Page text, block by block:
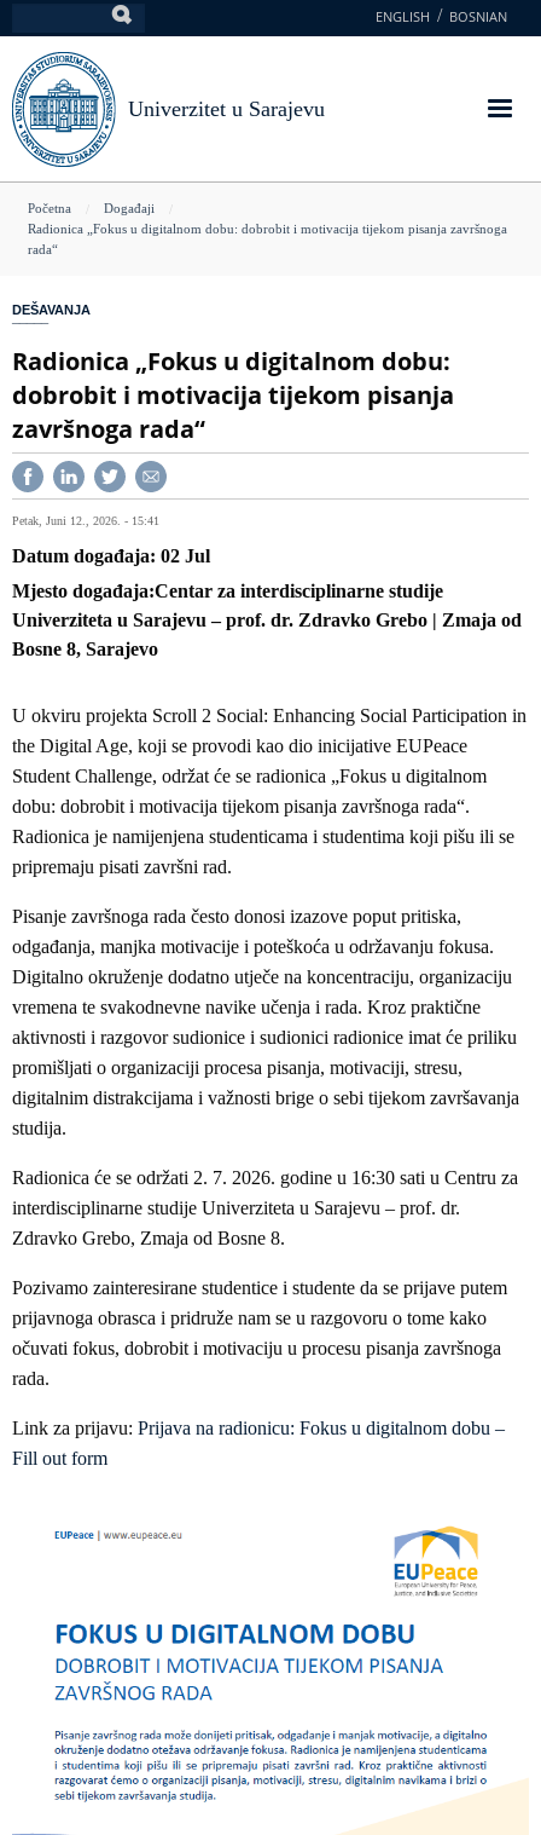
na
glavni
sadržaj
ENGLISH BOSNIAN
Univerzitet u Sarajevu
You
are
Početna
Događaji
Radionica „Fokus u digitalnom dobu: dobrobit i motivacija tijekom pisanja završnoga
rada“
DEŠAVANJA
Radionica „Fokus u digitalnom dobu:
dobrobit i motivacija tijekom pisanja
završnoga rada“
Petak, Juni 12., 2026. - 15:41
Datum događaja 02 Jul
Mjesto događaja Centar za interdisciplinarne studije
Univerziteta u Sarajevu – prof. dr. Zdravko Grebo | Zmaja od
Bosne 8, Sarajevo
U okviru projekta Scroll 2 Social: Enhancing Social Participation in
the Digital Age, koji se provodi kao dio inicijative EUPeace
Student Challenge, održat će se radionica „Fokus u digitalnom
dobu: dobrobit i motivacija tijekom pisanja završnoga rada“.
Radionica je namijenjena studenticama i studentima koji pišu ili se
pripremaju pisati završni rad.
Pisanje završnoga rada često donosi izazove poput pritiska,
odgađanja, manjka motivacije i poteškoća u održavanju fokusa.
Digitalno okruženje dodatno utječe na koncentraciju, organizaciju
vremena te svakodnevne navike učenja i rada. Kroz praktične
aktivnosti i razgovor sudionice i sudionici radionice imat će priliku
promišljati o organizaciji procesa pisanja, motivaciji, stresu,
digitalnim distrakcijama i važnosti brige o sebi tijekom završavanja
studija.
Radionica će se održati 2. 7. 2026. godine u 16:30 sati u Centru za
interdisciplinarne studije Univerziteta u Sarajevu – prof. dr.
Zdravko Grebo, Zmaja od Bosne 8.
Pozivamo zainteresirane studentice i studente da se prijave putem
prijavnoga obrasca i pridruže nam se u razgovoru o tome kako
očuvati fokus, dobrobit i motivaciju u procesu pisanja završnoga
rada.
Link za prijavu: Prijava na radionicu: Fokus u digitalnom dobu –
Fill out form